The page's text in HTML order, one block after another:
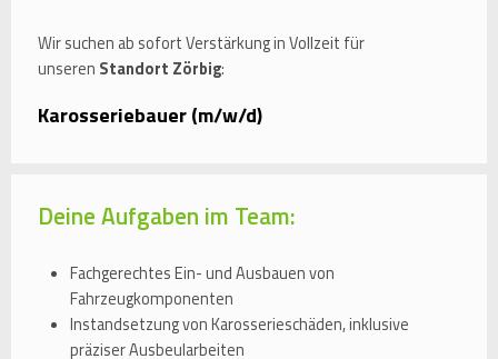
Wir suchen ab sofort Verstärkung in Vollzeit für
unseren Standort Zörbig:
Karosseriebauer (m/w/d)
Deine Aufgaben im Team:
Fachgerechtes Ein- und Ausbauen von
Fahrzeugkomponenten
Instandsetzung von Karosserieschäden, inklusive
präziser Ausbeularbeiten